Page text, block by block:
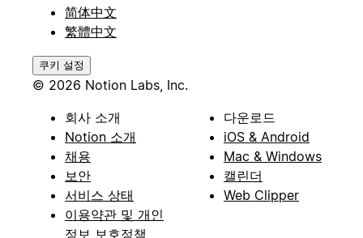
简体中文
繁體中文
쿠키 설정
© 2026 Notion Labs, Inc.
회사 소개
Notion 소개
채용
보안
서비스 상태
이용약관 및 개인
정보 보호정책
다운로드
iOS & Android
Mac & Windows
캘린더
Web Clipper